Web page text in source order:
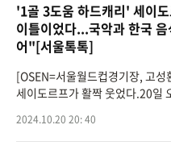
'1골 3도움 하드캐리' 세이
이틀이었다...국악과 한국
어"[서울톡톡]
[OSEN=서울월드컵경기장, 고
세이도르프가 활짝 웃었다.20일
어(공격수팀)'를 상대
2024.10.20 20: 40